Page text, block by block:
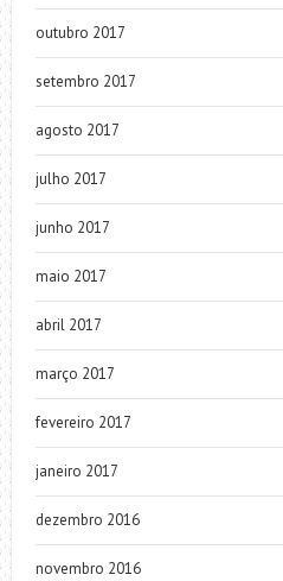
outubro 2017
setembro 2017
agosto 2017
julho 2017
junho 2017
maio 2017
abril 2017
março 2017
fevereiro 2017
janeiro 2017
dezembro 2016
novembro 2016